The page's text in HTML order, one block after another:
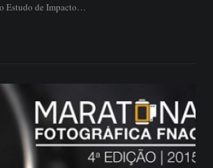
Estudo de Impacto…